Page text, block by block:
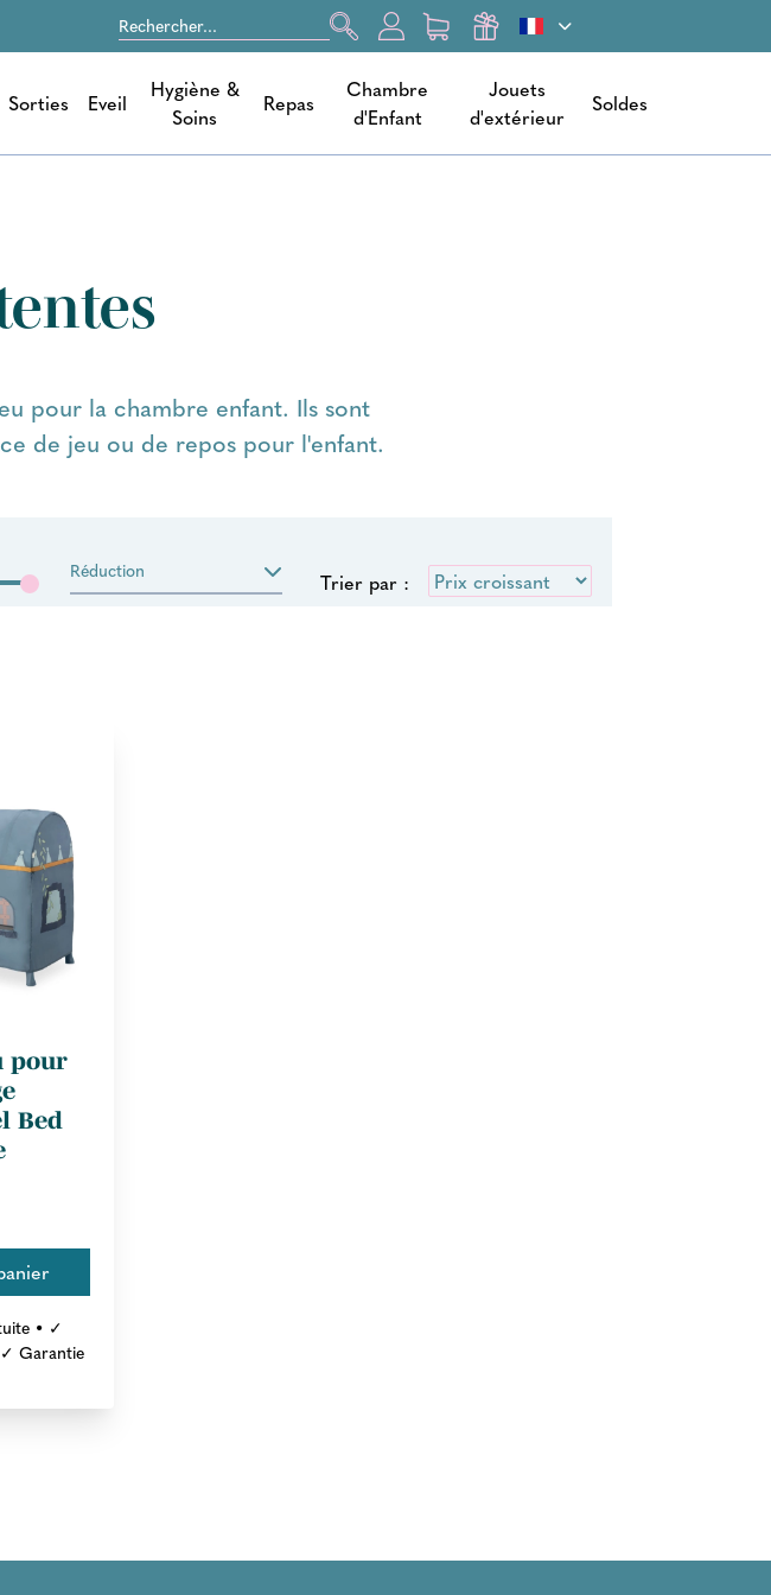
Sorties Eveil
Hygiène &
Soins
Repas
Chambre
d'Enfant
Jouets
d'extérieur
Soldes
pour la chambre enfant. Ils sont
de jeu ou de repos pour l'enfant.
Réduction Trier par :
pour
Bed
• ✓
Garantie